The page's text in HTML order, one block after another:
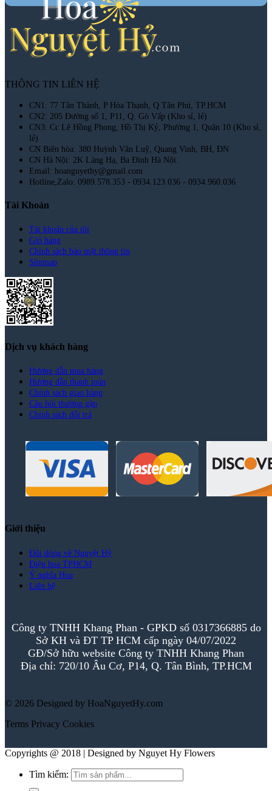
THÔNG TIN LIÊN HỆ
CN1: 77 Tân Thành, P Hòa Thạnh, Q Tân Phú, TP.HCM
CN2: 205 Đường số 1, P11, Q. Gò Vấp (Kho sỉ, lẻ)
CN3: Cc Lê Hồng Phong, Hồ Thị Kỷ, Phường 1, Quận 10 (Kho sỉ,
lẻ)
CN Biên hòa: 380 Huỳnh Văn Luỹ, Quang Vinh, BH, ĐN
CN Hà Nội: 2K Láng Hạ, Ba Đình Hà Nội.
Email: hoanguyethy@gmail.com
Hotline,Zalo: 0989.578.353 - 0934.123.036 - 0934.960.036
Tài Khoản
Tài khoản của tôi
Giỏ hàng
Chính sách bảo mật thông tin
Sitemap
Dịch vụ khách hàng
Hướng dẫn mua hàng
Hướng dẫn thanh toán
Chính sách giao hàng
Câu hỏi thường gặp
Chính sách đổi trả
Giới thiệu
Đôi dòng về Nguyệt Hỷ
Điện hoa TPHCM
Ý nghĩa Hoa
Liên hệ
Công ty TNHH Khang Phan - GPKD số 0317366885 do
Sở KH và ĐT TP HCM cấp ngày 04/07/2022
GĐ/Sở hữu website Công ty TNHH Khang Phan
Địa chỉ: 720/10 Âu Cơ, P14, Q. Tân Bình, TP.HCM
© 2026 Designed by HoaNguyetHy.com
Terms Privacy Cookies
Copyrights @ 2018 | Designed by Nguyet Hy Flowers
Tìm kiếm: